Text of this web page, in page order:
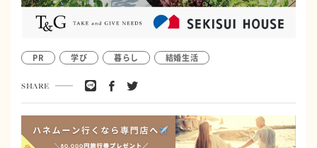
PR 学び 暮らし 結婚生活
SHARE